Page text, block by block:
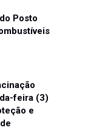
Posto
feira (3)
e